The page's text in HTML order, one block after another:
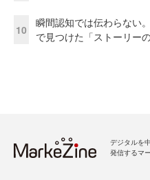
10
瞬間認知では伝わらない
で見つけた「ストーリー
デジタルを
発信するマ